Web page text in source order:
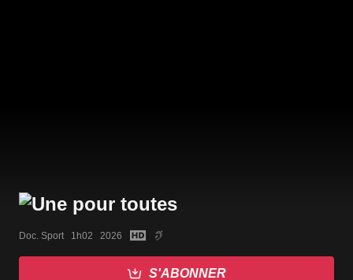
Doc. Sport   1h02   2026
S'ABONNER